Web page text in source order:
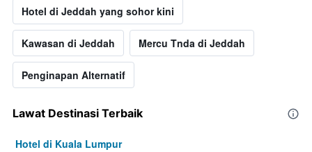
Hotel di Jeddah yang sohor kini
Kawasan di Jeddah Mercu Tnda di Jeddah
Penginapan Alternatif
Lawat Destinasi Terbaik
Hotel di Kuala Lumpur